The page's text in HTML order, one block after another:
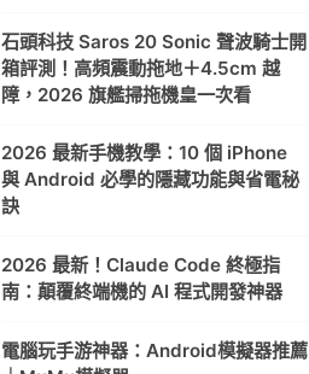
石頭科技 Saros 20 Sonic 聲波騎士開
箱評測！高頻震動拖地＋4.5cm 越
障，2026 旗艦掃拖機皇一次看
2026 最新手機教學：10 個 iPhone
與 Android 必學的隱藏功能與省電秘
訣
2026 最新！Claude Code 終極指
南：顛覆終端機的 AI 程式開發神器
電腦玩手游神器：Android模擬器推薦